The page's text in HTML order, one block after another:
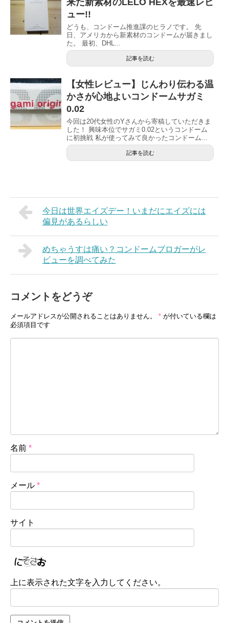
ュー!!
どうも、コンドーム推進課のヒラノです。 先
日、アメリカから新素材のコンドームが届きまし
た。 最初、DHL...
記事を読む
【女性レビュー】じんわり伝わる温
かさが心地よいコンドームサガミ
0.02
今回は20代女性のYさんから寄稿していただきま
した！ 興味本位でサガミ0.02というコンドーム
に初挑戦 私が使ってみて良かったコンドーム...
記事を読む
今日は世界エイズデー！いまだにエイズには
偏見があるらしい
めちゃうすは痛い？コンドームブロガーがレ
ビューを調べてみた
コメントをどうぞ
メールアドレスが公開されることはありません。 * が付いている欄は
必須項目です
名前 *
メール *
サイト
上に表示された文字を入力してください。